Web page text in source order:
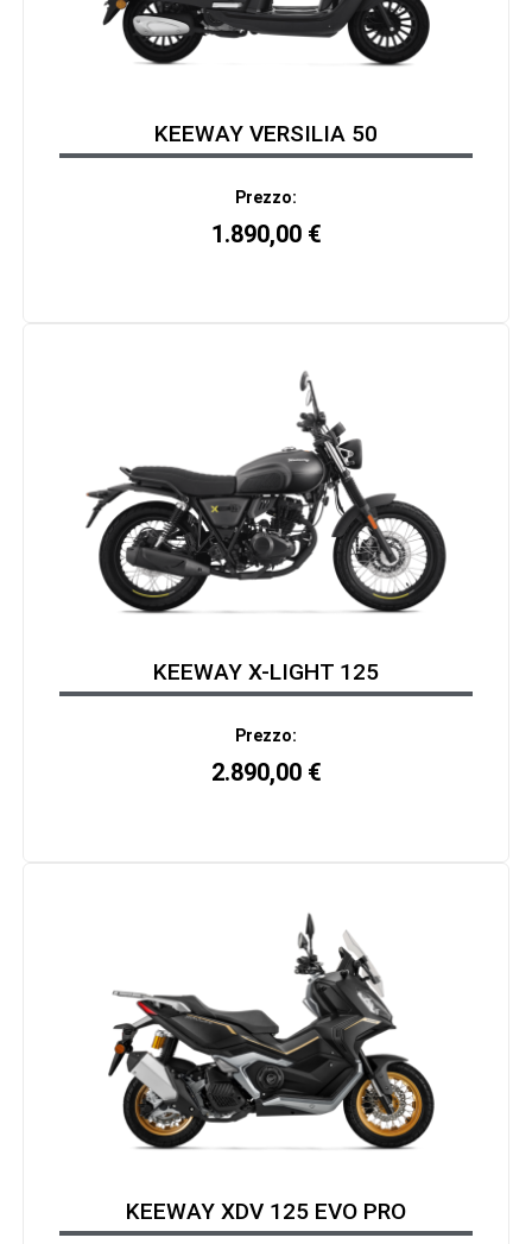
KEEWAY VERSILIA 50
Prezzo:
1.890,00 €
KEEWAY X-LIGHT 125
Prezzo:
2.890,00 €
KEEWAY XDV 125 EVO PRO